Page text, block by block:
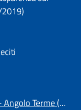
Terme (BS)